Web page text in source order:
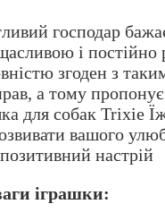
господар
і постійно
згоден з
а тому
для собак Trixie
вашого
настрій
іграшки: